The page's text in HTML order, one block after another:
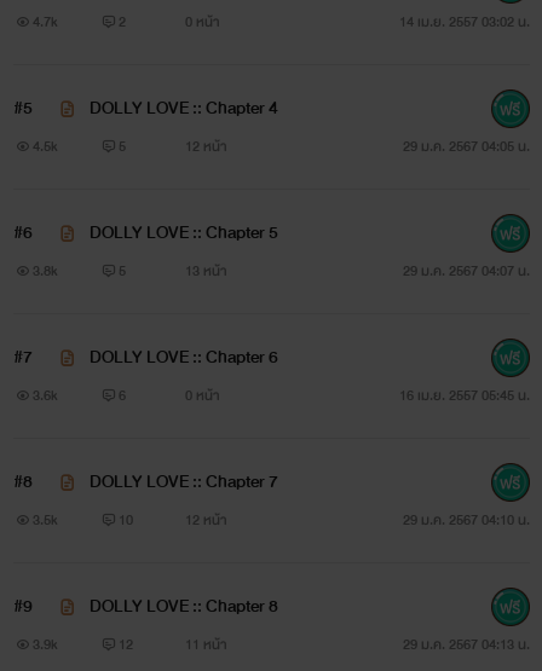
4.7k 2 0 หน้า 14 เม.ย. 2557 03:02 น.
#5 DOLLY LOVE :: Chapter 4
4.5k 5 12 หน้า 29 ม.ค. 2567 04:05 น.
#6 DOLLY LOVE :: Chapter 5
3.8k 5 13 หน้า 29 ม.ค. 2567 04:07 น.
#7 DOLLY LOVE :: Chapter 6
3.6k 6 0 หน้า 16 เม.ย. 2557 05:45 น.
#8 DOLLY LOVE :: Chapter 7
3.5k 10 12 หน้า 29 ม.ค. 2567 04:10 น.
#9 DOLLY LOVE :: Chapter 8
3.9k 12 11 หน้า 29 ม.ค. 2567 04:13 น.